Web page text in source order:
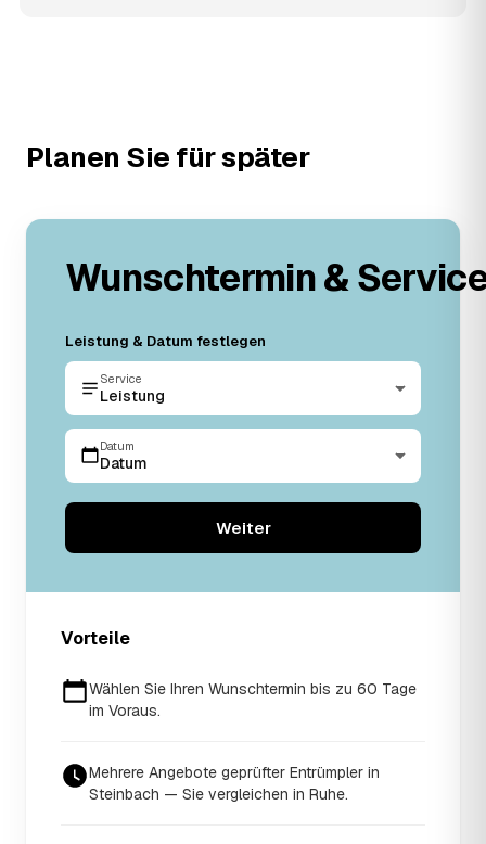
Planen Sie für später
Wunschtermin &
Leistung & Datum festlegen
Service
Leistung
Datum
Datum
Weiter
Vorteile
Wählen Sie Ihren Wunschtermin bis zu 60 Tage
im Voraus.
Mehrere Angebote geprüfter Entrümpler in
Steinbach — Sie vergleichen in Ruhe.